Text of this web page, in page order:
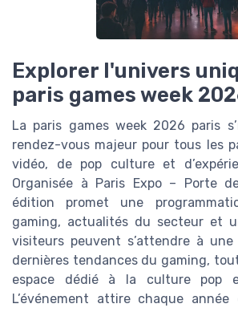
Explorer l'univers
paris games week
La paris games week 2026 paris
rendez-vous majeur pour tous les
vidéo, de pop culture et
Organisée à Paris Expo – Porte
édition promet une
gaming, actualités du secteur et
visiteurs peuvent s’attendre à
dernières tendances du gaming,
espace dédié à la culture pop
L’événement attire chaque